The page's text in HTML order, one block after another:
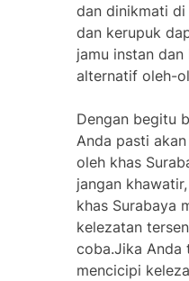
dan dinikmati di
dan kerupuk
jamu instan
alternatif oleh-
Dengan begitu
Anda pasti
oleh khas
jangan
khas Surabaya
kelezatan
coba.Jika Anda
mencicipi